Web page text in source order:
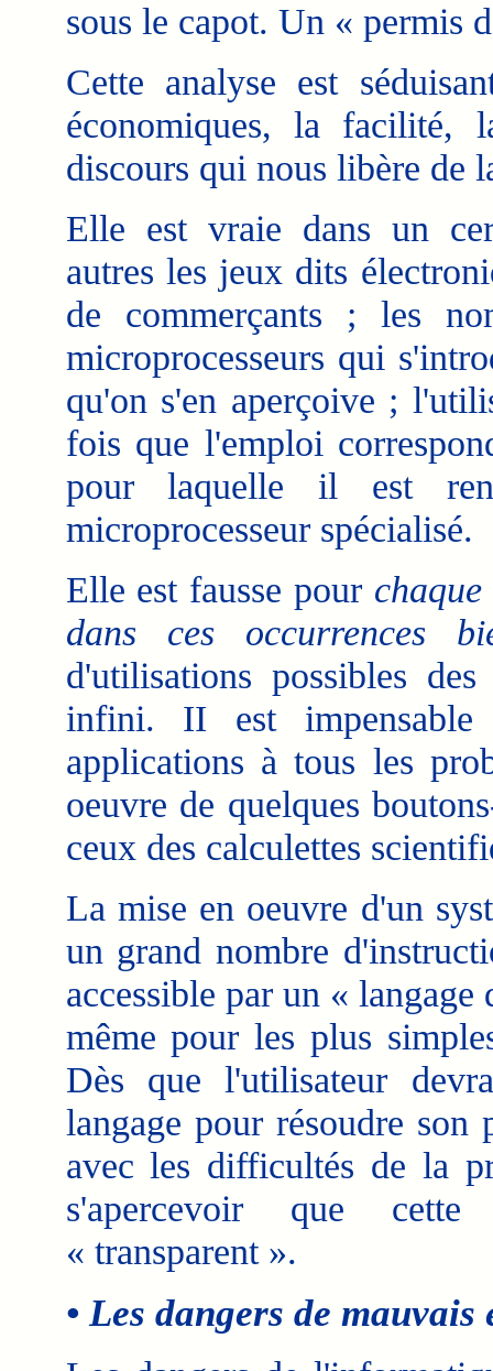
sous le capot. Un « permis
Cette analyse est
économiques, la facilité,
discours qui nous libère de
Elle est vraie dans un
autres les jeux dits
de commerçants ; les
microprocesseurs qui
qu'on s'en aperçoive ;
fois que l'emploi
pour laquelle il est
microprocesseur spécialisé.
Elle est fausse pour
dans ces occurrences
d'utilisations possibles
infini. II est
applications à tous les
oeuvre de quelques
ceux des calculettes
La mise en oeuvre d'un
un grand nombre
accessible par un «
même pour les plus
Dès que l'utilisateur
langage pour résoudre
avec les difficultés de la
s'apercevoir que
« transparent ».
• Les dangers de